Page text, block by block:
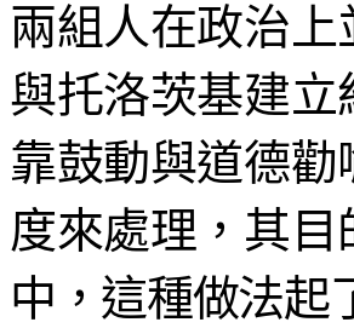
兩組人在政治
與托洛茨基建
靠鼓動與道德
度來處理，其
中，這種做法起